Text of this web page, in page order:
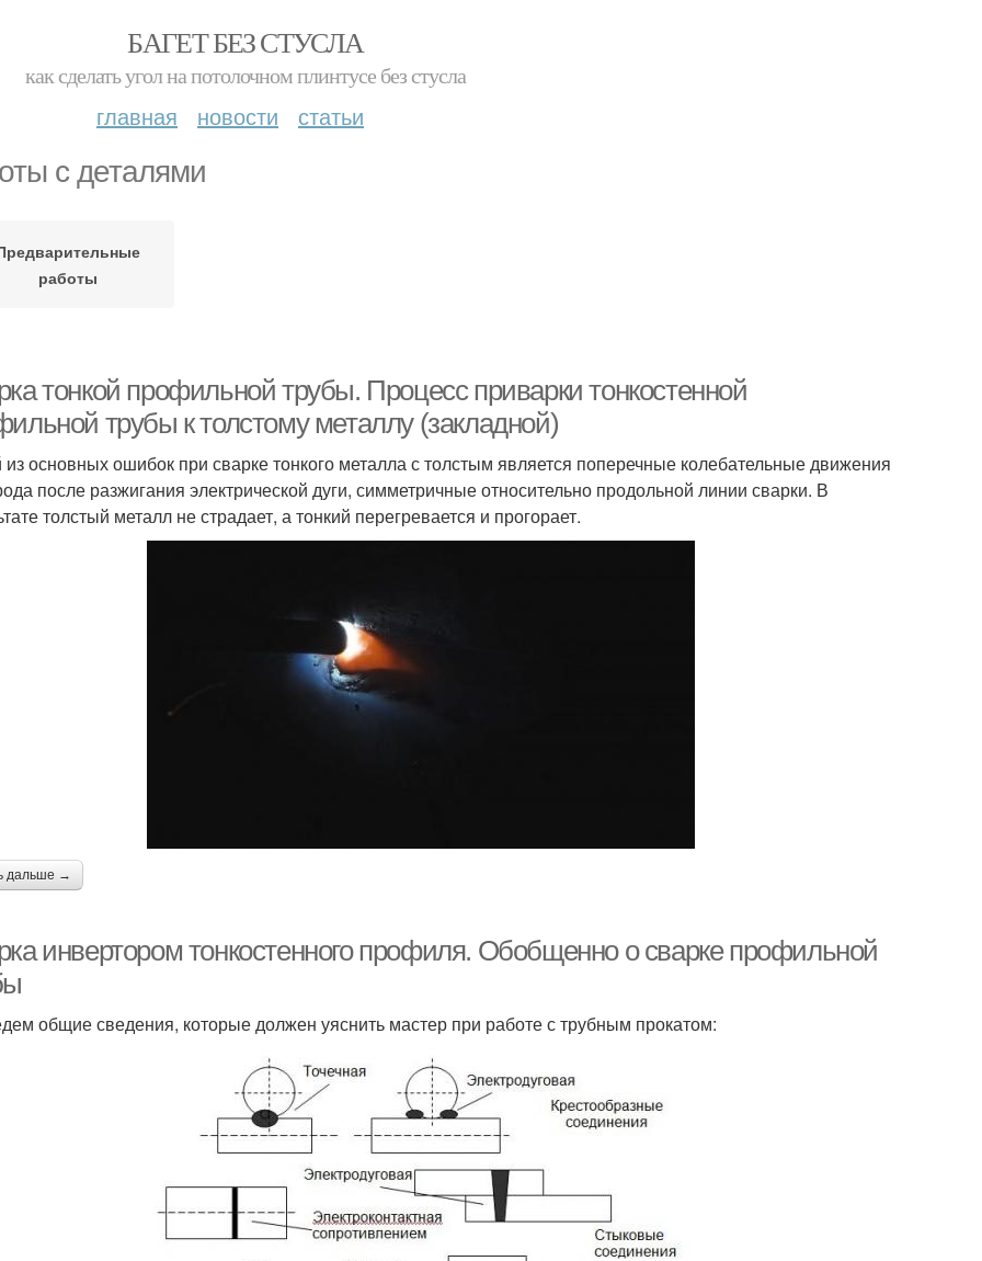
БАГЕТ БЕЗ СТУСЛА
как сделать угол на потолочном плинтусе без стусла
главная новости статьи
с деталями
работы
тонкой профильной трубы. Процесс приварки тонкостенной
трубы к толстому металлу (закладной)
основных ошибок при сварке тонкого металла с толстым является поперечные колебательные движения
после разжигания электрической дуги, симметричные относительно продольной линии сварки. В
толстый металл не страдает, а тонкий перегревается и прогорает.
дальше →
инвертором тонкостенного профиля. Обобщенно о сварке профильной
общие сведения, которые должен уяснить мастер при работе с трубным прокатом: